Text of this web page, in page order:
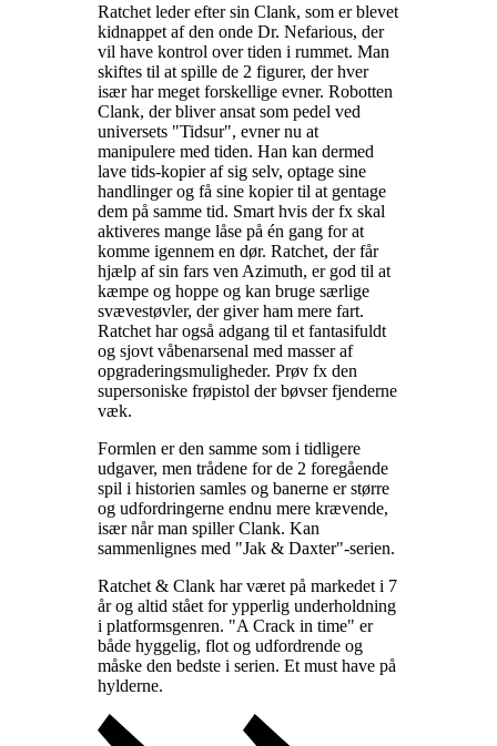
Ratchet leder efter sin Clank, som er blevet
kidnappet af den onde Dr. Nefarious, der
vil have kontrol over tiden i rummet. Man
skiftes til at spille de 2 figurer, der hver
især har meget forskellige evner. Robotten
Clank, der bliver ansat som pedel ved
universets "Tidsur", evner nu at
manipulere med tiden. Han kan dermed
lave tids-kopier af sig selv, optage sine
handlinger og få sine kopier til at gentage
dem på samme tid. Smart hvis der fx skal
aktiveres mange låse på én gang for at
komme igennem en dør. Ratchet, der får
hjælp af sin fars ven Azimuth, er god til at
kæmpe og hoppe og kan bruge særlige
svævestøvler, der giver ham mere fart.
Ratchet har også adgang til et fantasifuldt
og sjovt våbenarsenal med masser af
opgraderingsmuligheder. Prøv fx den
supersoniske frøpistol der bøvser fjenderne
væk.
Formlen er den samme som i tidligere
udgaver, men trådene for de 2 foregående
spil i historien samles og banerne er større
og udfordringerne endnu mere krævende,
især når man spiller Clank. Kan
sammenlignes med "Jak & Daxter"-serien.
Ratchet & Clank har været på markedet i 7
år og altid stået for ypperlig underholdning
i platformsgenren. "A Crack in time" er
både hyggelig, flot og udfordrende og
måske den bedste i serien. Et must have på
hylderne.